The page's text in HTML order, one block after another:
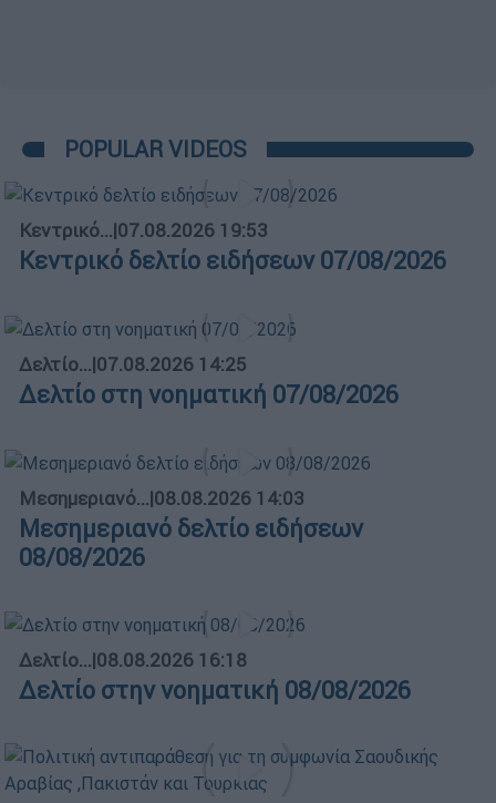
POPULAR VIDEOS
Κεντρικό...|07.08.2026 19:53
Κεντρικό δελτίο ειδήσεων 07/08/2026
Δελτίο...|07.08.2026 14:25
Δελτίο στη νοηματική 07/08/2026
Μεσημεριανό...|08.08.2026 14:03
Μεσημεριανό δελτίο ειδήσεων
08/08/2026
Δελτίο...|08.08.2026 16:18
Δελτίο στην νοηματική 08/08/2026